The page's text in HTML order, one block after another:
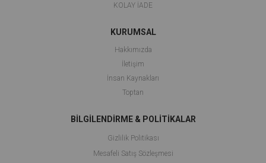
KOLAY İADE
KURUMSAL
Hakkımızda
İletişim
İnsan Kaynakları
Toptan
BİLGİLENDİRME & POLİTİKALAR
Gizlilik Politikası
Mesafeli Satış Sözleşmesi